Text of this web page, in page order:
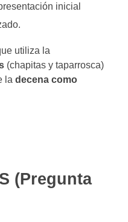
inicial
utiliza la
(chapitas y taparrosca)
la decena como
(Pregunta